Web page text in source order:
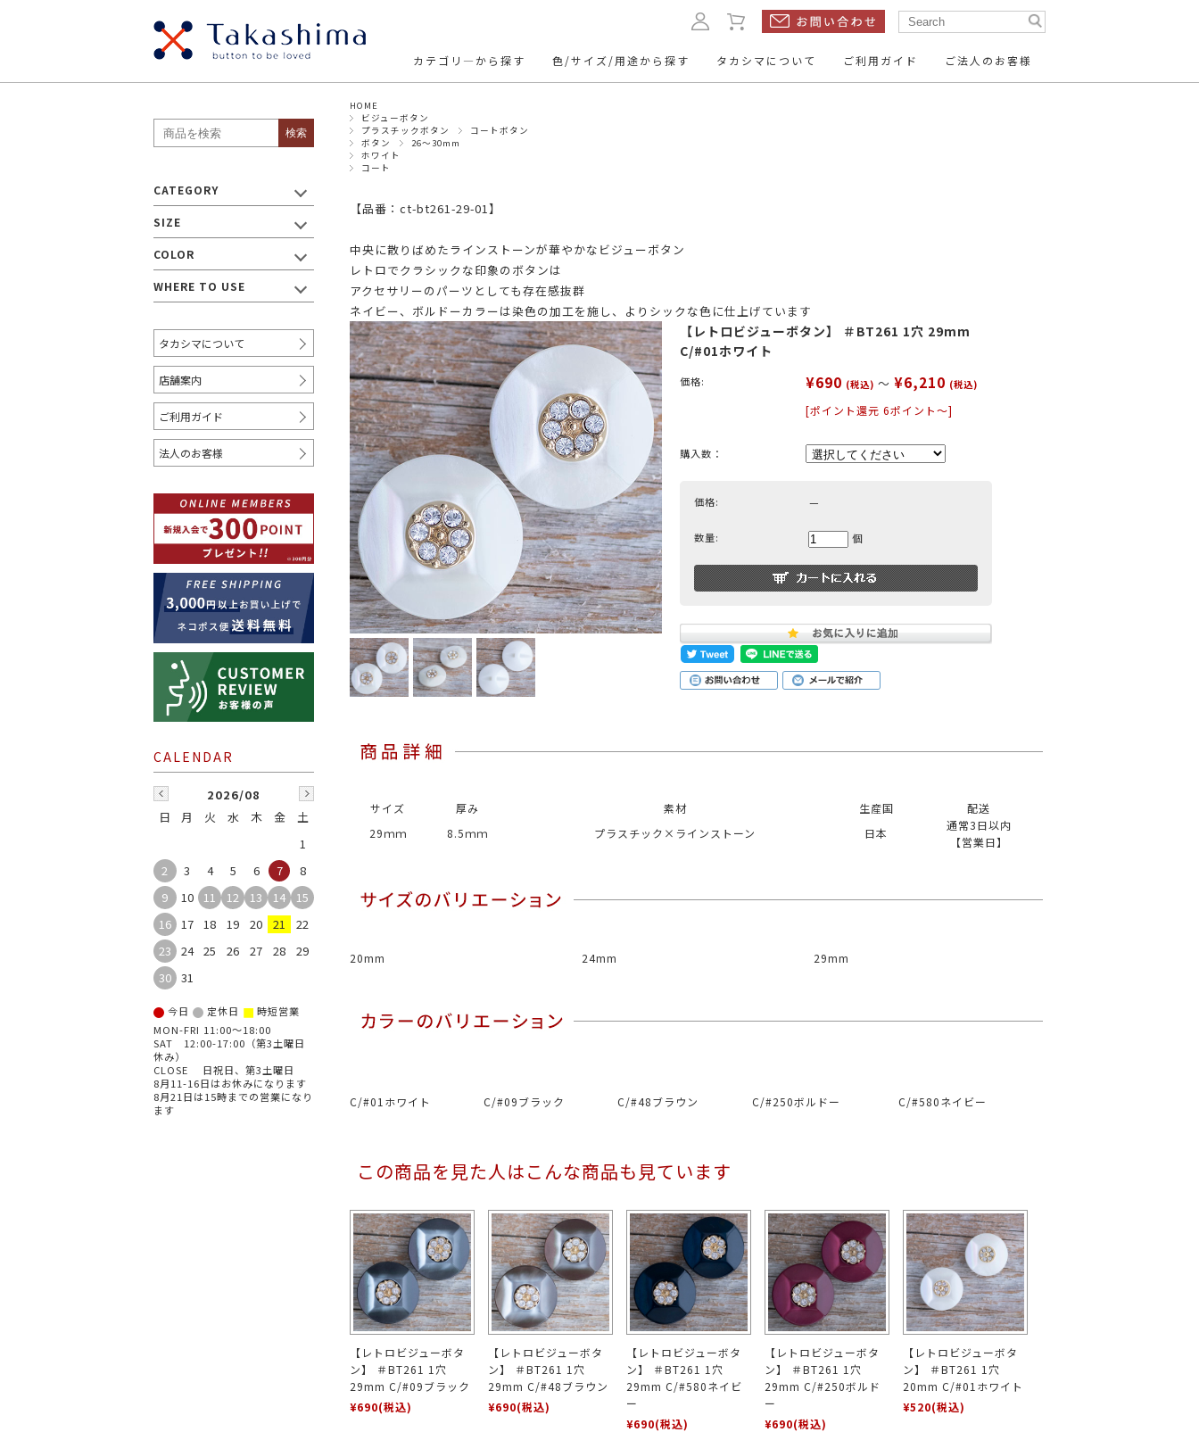
カテゴリ―から探す
貝ボタン メタルボタン
スナップボタン
ウッドボタン ナットボタン
ビジューボタン ヴィンテージボタン
色/サイズ/用途から探す
SIZE
・ボタン
17mm
～18mm
19mm
・リボン/テープ
～9mm 10mm～ 12mm～ 15mm～
20mm～ 30mm～ 40mm～ 50mm～
～9mm 10mm～ 15mm～ 20mm～
30mm～
COLOR
ベージュ ブラック グレー グリーン
レッド オレンジ ゴールド シルバー クリア ミックス
WHERE TO USE
シャツ コート ジャケットスーツ アクセサリー ニット
タカシマについて ご利用ガイド ご法人のお客様
HOME
ビジューボタン
プラスチックボタン
コートボタン
ボタン
26～30mm
ホワイト
コート
【品番：ct-bt261-29-01】
中央に散りばめたラインストーンが華やかなビジューボタン
レトロでクラシックな印象のボタンは
アクセサリーのパーツとしても存在感抜群
ネイビー、ボルドーカラーは染色の加工を施し、よりシックな色に仕上げています
【レトロビジューボタン】 ＃BT261 1穴 29mm
C/#01ホワイト
価格: ¥690 (税込) ～ ¥6,210 (税込)
[ポイント還元 6ポイント～]
購入数：
価格: －
数量: 個
サイズ 厚み 素材 生産国
配送
29ｍｍ
8.5ｍｍ プラスチック×ラインストーン 日本
通常3日以内
【営業日】
20mm 24mm 29mm
C/#01ホワイト C/#09ブラック C/#48ブラウン C/#250ボルドー C/#580ネイビー
この商品を見た人はこんな商品も見ています
【レトロビジューボタ
ン】 ＃BT261 1穴
29mm C/#09ブラック
¥690(税込)
【レトロビジューボタ
ン】 ＃BT261 1穴
29mm C/#48ブラウン
¥690(税込)
【レトロビジューボタ
ン】 ＃BT261 1穴
29mm C/#580ネイビ
ー
¥690(税込)
【レトロビジューボタ
ン】 ＃BT261 1穴
29mm C/#250ボルド
ー
¥690(税込)
【レトロビジューボタ
ン】 ＃BT261 1穴
20mm C/#01ホワイト
¥520(税込)
検索
CATEGORY
SIZE
COLOR
WHERE TO USE
タカシマについて
店舗案内
ご利用ガイド
法人のお客様
2026/08
日
月 火 水 木 金
土
1
2
3 4 5 6 7
8
9
10 11 12 13 14
15
16
17 18 19 20 21
22
23
24 25 26 27 28
29
30
31
今日 定休日 ■ 時短営業
MON-FRI 11:00～18:00
SAT 12:00-17:00（第3土曜日
休み）
CLOSE 日祝日、第3土曜日
8月11-16日はお休みになります
8月21日は15時までの営業になり
ます